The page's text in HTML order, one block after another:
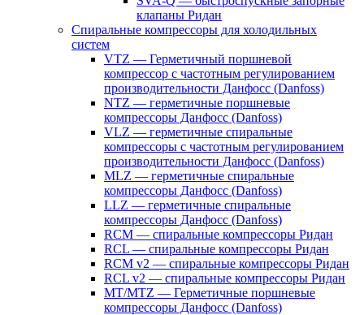
клапаны Ридан
Спиральные компрессоры для холодильных
систем
VTZ — Герметичный поршневой
компрессор с частотным регулированием
производительности Данфосс (Danfoss)
NTZ — герметичные поршневые
компрессоры Данфосс (Danfoss)
VLZ — герметичные спиральные
компрессоры с частотным регулированием
производительности Данфосс (Danfoss)
MLZ — герметичные спиральные
компрессоры Данфосс (Danfoss)
LLZ — герметичные спиральные
компрессоры Данфосс (Danfoss)
RCM — спиральные компрессоры Ридан
RCL — спиральные компрессоры Ридан
RCM v2 — спиральные компрессоры Ридан
RCL v2 — спиральные компрессоры Ридан
MT/MTZ — Герметичные поршневые
компрессоры Данфосс (Danfoss)